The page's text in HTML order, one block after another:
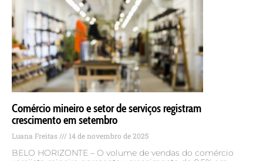
Comércio mineiro e setor de serviços registram
crescimento em setembro
Luana Freitas 14 de novembro de 2025
BELO HORIZONTE – O volume de vendas do comércio